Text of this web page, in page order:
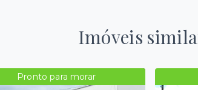
Imóveis
Pronto para morar